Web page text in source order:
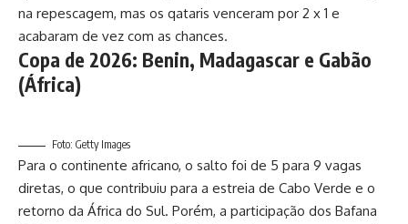
na repescagem, mas os qataris venceram por 2 x 1 e
acabaram de vez com as chances.
Copa de 2026: Benin, Madagascar e Gabão
(África)
Foto: Getty Images
Para o continente africano, o salto foi de 5 para 9 vagas
diretas, o que contribuiu para a estreia de Cabo Verde e o
retorno da África do Sul. Porém, a participação dos Bafana